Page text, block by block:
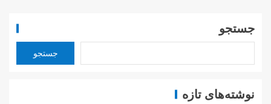
جستجو
جستجو
نوشته‌های تازه